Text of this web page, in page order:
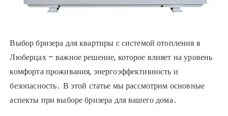
Выбор бризера для квартиры с системой отопления в
Люберцах – важное решение, которое влияет на уровень
комфорта проживания, энергоэффективность и
безопасность․ В этой статье мы рассмотрим основные
аспекты при выборе бризера для вашего дома․